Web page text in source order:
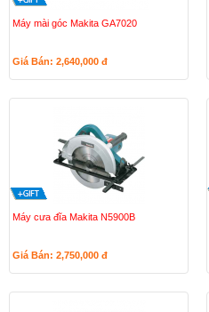
Máy mài góc Makita GA7020
Giá Bán: 2,640,000 đ
Máy cưa đĩa Makita N5900B
Giá Bán: 2,750,000 đ